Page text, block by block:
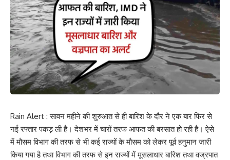
Rain Alert : सावन महीने की शुरुआत से ही बारिश के दौर ने एक बार फिर से
नई रफ्तार पकड़ ली है। देशभर में चारों तरफ आफत की बरसात हो रही है। ऐसे
में मौसम विभाग की तरफ से भी कई राज्यों के मौसम को लेकर पूर्व हनुमान जारी
किया गया है तथा विभाग की तरफ से इन राज्यों में मूसलाधार बारिश तथा वज्रपात